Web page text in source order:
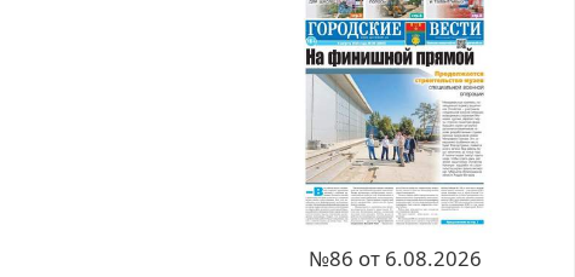
№86 от 6.08.2026